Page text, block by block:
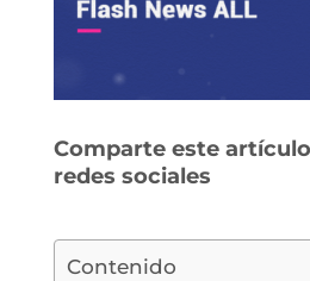
Comparte este
redes sociales
Contenido